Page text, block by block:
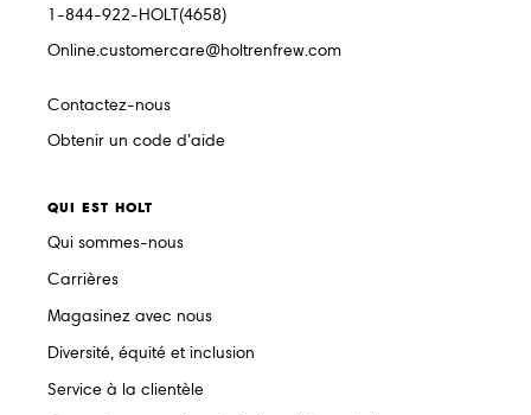
1-844-922-HOLT(4658)
Online.customercare@holtrenfrew.com
Contactez-nous
Obtenir un code d’aide
QUI EST HOLT
Qui sommes-nous
Carrières
Magasinez avec nous
Diversité, équité et inclusion
Service à la clientèle